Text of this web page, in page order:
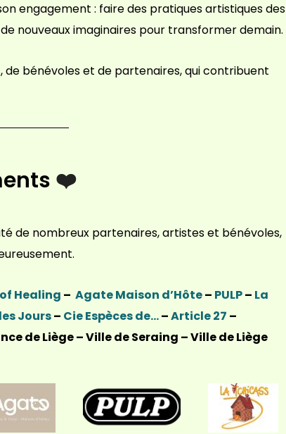
engagement : faire des pratiques artistiques des
nouveaux imaginaires pour transformer demain.
de bénévoles et de partenaires, qui contribuent
❤️
de nombreux partenaires, artistes et bénévoles,
Healing – Agate Maison d’Hôte– PULP– La
Jours– Cie Espèces de…–Article 27 –
de Liège – Ville de Seraing – Ville de Liège